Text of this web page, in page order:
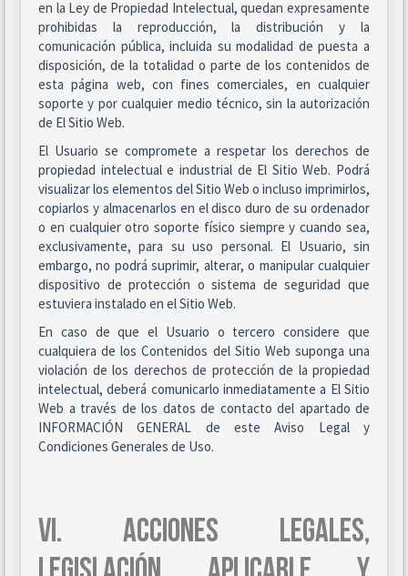
en la Ley de Propiedad Intelectual, quedan expresamente
prohibidas la reproducción, la distribución y la
comunicación pública, incluida su modalidad de puesta a
disposición, de la totalidad o parte de los contenidos de
esta página web, con fines comerciales, en cualquier
soporte y por cualquier medio técnico, sin la autorización
de El Sitio Web.
El Usuario se compromete a respetar los derechos de
propiedad intelectual e industrial de El Sitio Web. Podrá
visualizar los elementos del Sitio Web o incluso imprimirlos,
copiarlos y almacenarlos en el disco duro de su ordenador
o en cualquier otro soporte físico siempre y cuando sea,
exclusivamente, para su uso personal. El Usuario, sin
embargo, no podrá suprimir, alterar, o manipular cualquier
dispositivo de protección o sistema de seguridad que
estuviera instalado en el Sitio Web.
En caso de que el Usuario o tercero considere que
cualquiera de los Contenidos del Sitio Web suponga una
violación de los derechos de protección de la propiedad
intelectual, deberá comunicarlo inmediatamente a El Sitio
Web a través de los datos de contacto del apartado de
INFORMACIÓN GENERAL de este Aviso Legal y
Condiciones Generales de Uso.
VI. ACCIONES LEGALES,